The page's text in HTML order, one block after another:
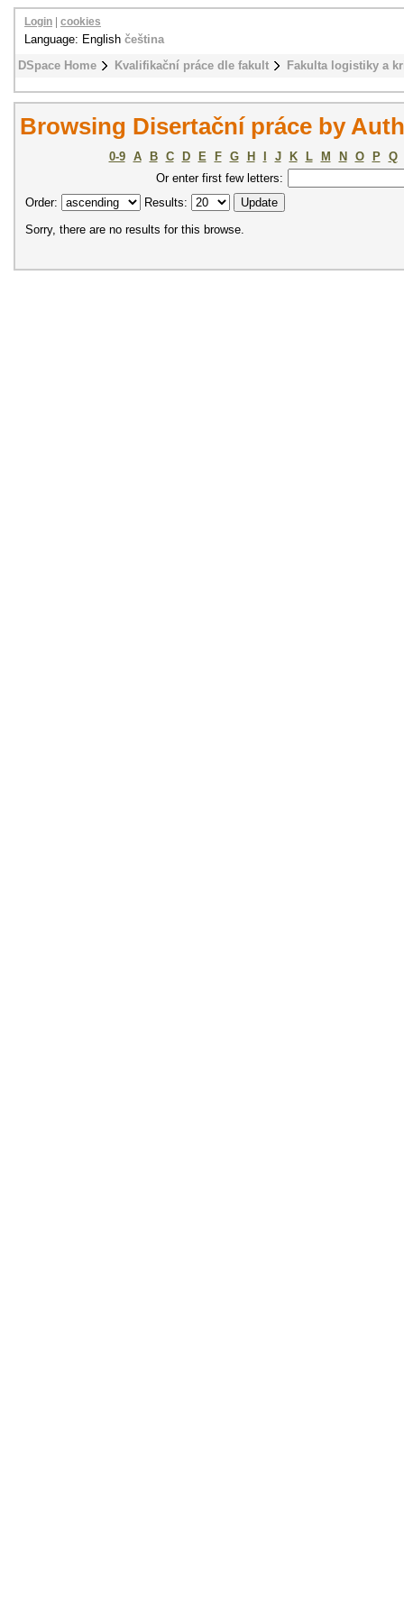
DSpace Home Kvalifikační práce dle fakult Fakulta logistiky a
Login cookies
Language: English čeština
Browsing Disertační práce by
0-9 A B C D E F G H J K L M N O P
Q
Or enter first few letters:
Order:
Results:
Sorry, there are no results for this browse.